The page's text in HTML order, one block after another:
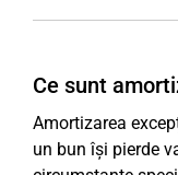
Ce sunt
Amortizarea
un bun își pierde